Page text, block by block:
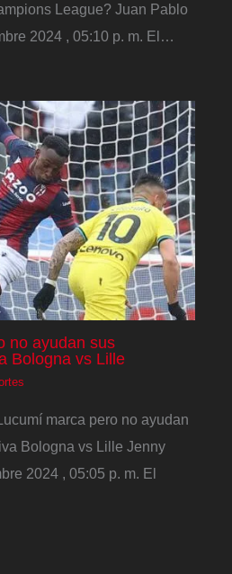
League? Juan Pablo
2024 , 05:10 p. m. El…
no ayudan sus
Bologna vs Lille
marca pero no ayudan
Bologna vs Lille Jenny
2024 , 05:05 p. m. El